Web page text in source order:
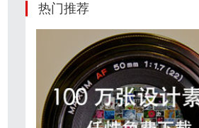
热门推荐